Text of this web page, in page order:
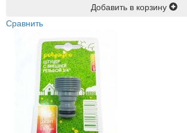
Добавить в корзину
Сравнить